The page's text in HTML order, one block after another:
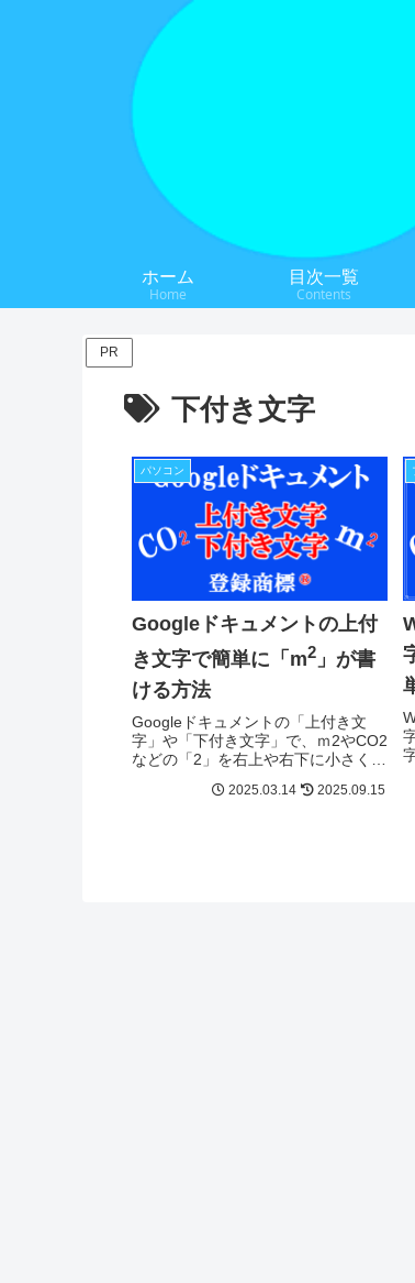
ホーム
Home
目次一覧
Contents
PR
下付き文字
パソコン
Googleドキュメントの上付
き文字で簡単に「m2」が書
ける方法
Googleドキュメントの「上付き文
字」や「下付き文字」で、ｍ2やCO2
などの「2」を右上や右下に小さく書
ける方法です。もちろん、ひらがな
や漢字も小さく表示できますのでア
2025.03.14 2025.09.15